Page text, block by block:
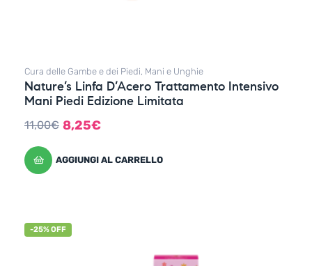
Cura delle Gambe e dei Piedi Mani e Unghie
Nature’s Linfa D’Acero Trattamento Intensivo
Mani Piedi Edizione Limitata
11,00€ 8,25€
AGGIUNGI AL CARRELLO
-25% OFF